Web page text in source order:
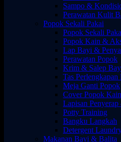
Sampo &
Perawatan Kulit
Popok Sekali Pakai
Popok Sekali
Popok Kain &
Lap Bayi &
Perawatan Popok
Krim & Salep
Tas Perlengkapan
Meja Ganti Popok
Cover Popok Kain
Lapisan
Potty Training
Bangku Langkah
Detergent
Makanan Bayi & Balita